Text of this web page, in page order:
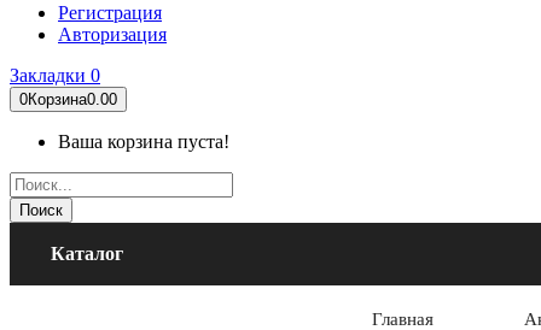
Регистрация
Авторизация
Закладки 0
0Корзина0.00
Ваша корзина пуста!
Поиск
Каталог
Главная